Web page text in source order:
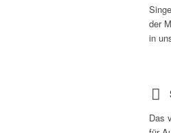
der
in
Das